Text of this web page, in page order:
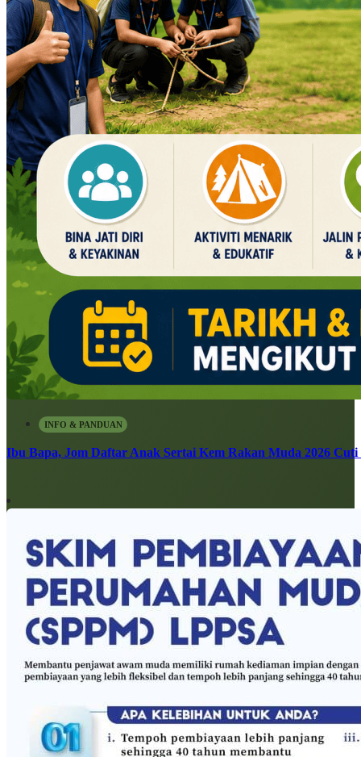
INFO & PANDUAN
Ibu Bapa, Jom Daftar Anak Sertai Kem Rakan Muda 2026